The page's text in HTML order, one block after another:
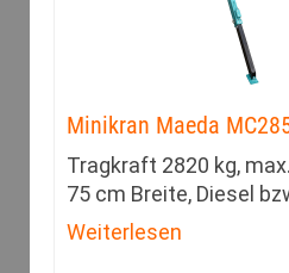
Minikran Maeda
Tragkraft 2820 kg,
75 cm Breite, Diesel
Weiterlesen